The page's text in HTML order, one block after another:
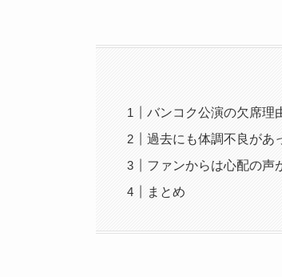
バンコク公演の欠席理
過去にも体調不良があ
ファンからは心配の声
まとめ